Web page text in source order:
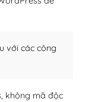
với các công
không mã độc